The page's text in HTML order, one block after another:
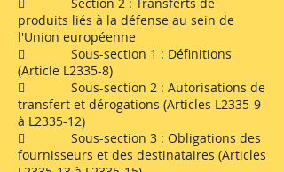
produits liés à la défense au sein de
l'Union européenne
 Sous-section 1 : Définitions
(Article L2335-8)
 Sous-section 2 : Autorisations de
transfert et dérogations (Articles L2335-9
à L2335-12)
 Sous-section 3 : Obligations des
fournisseurs et des destinataires (Articles